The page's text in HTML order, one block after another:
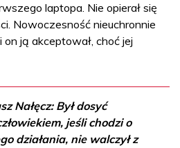
laptopa. Nie opierał się
Nowoczesność nieuchronnie
ją akceptował, choć jej
Nałęcz: Był dosyć
jeśli chodzi o
działania, nie walczył z